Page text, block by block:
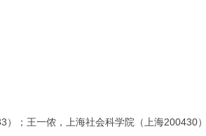
；王一侬，上海社会科学院（上海200430）